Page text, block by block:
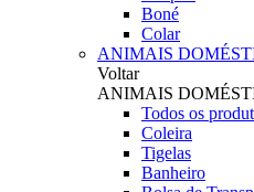
Boné
Colar
ANIMAIS
Voltar
ANIMAIS
Todos os
Coleira
Tigelas
Banheiro